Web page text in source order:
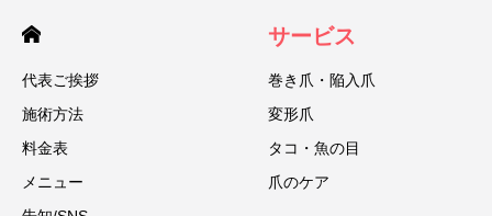
代表ご挨拶
施術方法
料金表
メニュー
サービス
巻き爪・陥入爪
変形爪
タコ・魚の目
爪のケア